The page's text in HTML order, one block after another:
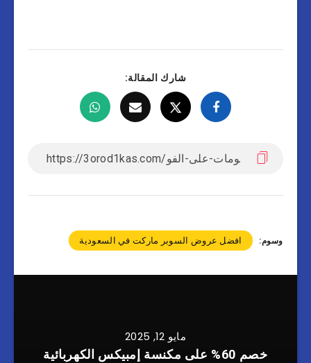
شارك المقالة:
وسوم: افضل عروض السوبر ماركت في السعودية
مايو 12, 2025
خصم 60% على مكنسة إمبيكس الكهربائية